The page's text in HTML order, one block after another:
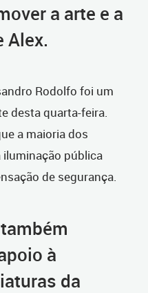
a arte e a
Alex.
Rodolfo foi um
desta quarta-feira.
a maioria dos
pública
de segurança.
à
da